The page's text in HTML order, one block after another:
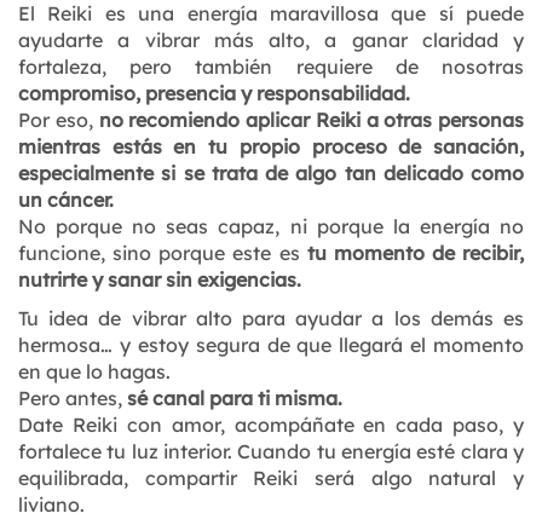
El Reiki es una energía maravillosa que sí puede
ayudarte a vibrar más alto, a ganar claridad y
fortaleza, pero también requiere de nosotras
compromiso, presencia y responsabilidad.
Por eso, no recomiendo aplicar Reiki a otras personas
mientras estás en tu propio proceso de sanación,
especialmente si se trata de algo tan delicado como
un cáncer.
No porque no seas capaz, ni porque la energía no
funcione, sino porque este es tu momento de recibir,
nutrirte y sanar sin exigencias.
Tu idea de vibrar alto para ayudar a los demás es
hermosa… y estoy segura de que llegará el momento
en que lo hagas.
Pero antes, sé canal para ti misma.
Date Reiki con amor, acompáñate en cada paso, y
fortalece tu luz interior. Cuando tu energía esté clara y
equilibrada, compartir Reiki será algo natural y
liviano.